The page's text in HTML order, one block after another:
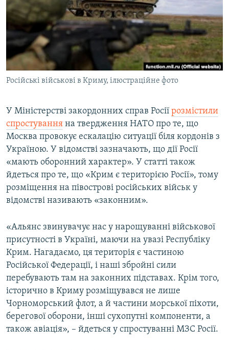
ВІДЕОУРОКИ «ELIFBE»
СВІДЧЕННЯ ОКУПАЦІЇ
УКРАЇНСЬКА ПРОБЛЕМА КРИМУ
ІНФОГРАФІКА
Русский
Qırımtatar
ДОЛУЧАЙСЯ!
Усі сайти RFE/RL
Російські військові в Криму, ілюстраційне фото
У Міністерстві закордонних справ Росії розмістили
спростування на твердження НАТО про те, що
Москва провокує ескалацію ситуації біля кордонів з
Україною. У відомстві зазначають, що дії Росії
«мають оборонний характер». У статті також
йдеться про те, що «Крим є територією Росії», тому
розміщення на півострові російських військ у
відомстві називають «законним».
«Альянс звинувачує нас у нарощуванні військової
присутності в Україні, маючи на увазі Республіку
Крим. Нагадаємо, ця територія є частиною
Російської Федерації, і наші збройні сили
перебувають там на законних підставах. Крім того,
історично в Криму розміщувався не лише
Чорноморський флот, а й частини морської піхоти,
берегової оборони, інші сухопутні компоненти, а
також авіація», – йдеться у спростуванні МЗС Росії.